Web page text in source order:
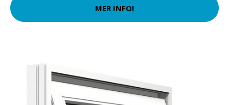
MER INFO!